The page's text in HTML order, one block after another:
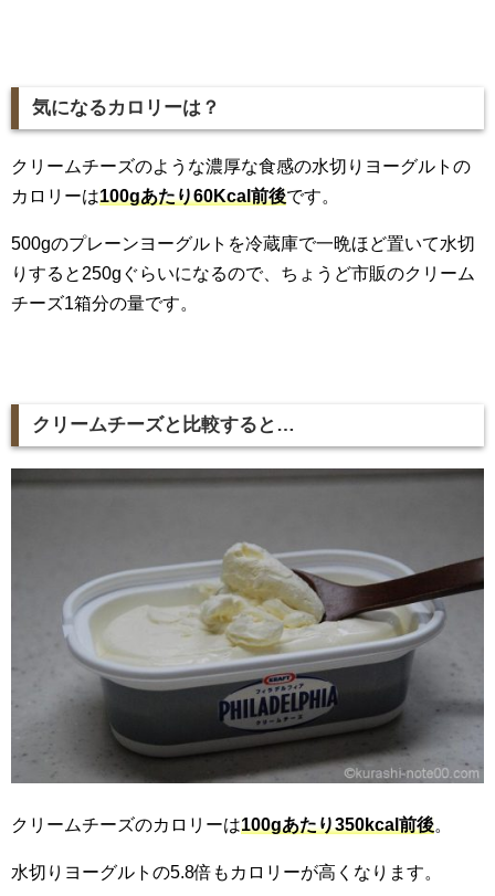
気になるカロリーは？
クリームチーズのような濃厚な食感の水切りヨーグルトの
カロリーは100gあたり60Kcal前後です。
500gのプレーンヨーグルトを冷蔵庫で一晩ほど置いて水切
りすると250gぐらいになるので、ちょうど市販のクリーム
チーズ1箱分の量です。
クリームチーズと比較すると…
クリームチーズのカロリーは100gあたり350kcal前後。
水切りヨーグルトの5.8倍もカロリーが高くなります。